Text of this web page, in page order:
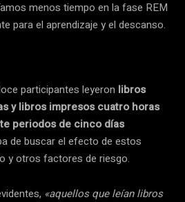
menos tiempo en la fase REM
para el aprendizaje y el descanso.
participantes leyeron libros
y libros impresos cuatro horas
periodos de cinco días
de buscar el efecto de estos
y otros factores de riesgo.
«aquellos que leían libros